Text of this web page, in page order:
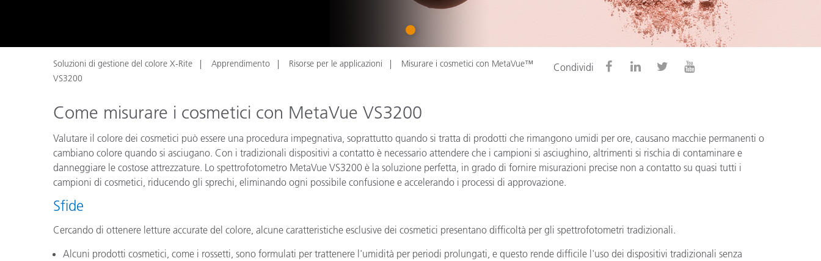
Materiali per l’edilizia
1
Soluzioni di gestione del colore X-Rite Apprendimento Risorse per le applicazioni
Misurare i cosmetici con MetaVue™
VS3200
Condividi
Come misurare i cosmetici con MetaVue VS3200
Valutare il colore dei cosmetici può essere una procedura impegnativa, soprattutto quando si tratta di prodotti che rimangono umidi per ore, causano macchie permanenti o
cambiano colore quando si asciugano. Con i tradizionali dispositivi a contatto è necessario attendere che i campioni si asciughino, altrimenti si rischia di contaminare e
danneggiare le costose attrezzature. Lo spettrofotometro MetaVue VS3200 è la soluzione perfetta, in grado di fornire misurazioni precise non a contatto su quasi tutti i
campioni di cosmetici, riducendo gli sprechi, eliminando ogni possibile confusione e accelerando i processi di approvazione.
Sfide
Cercando di ottenere letture accurate del colore, alcune caratteristiche esclusive dei cosmetici presentano difficoltà per gli spettrofotometri tradizionali.
Alcuni prodotti cosmetici, come i rossetti, sono formulati per trattenere l'umidità per periodi prolungati, e questo rende difficile l'uso dei dispositivi tradizionali senza